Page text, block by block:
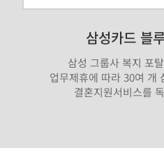
삼성카드 블
삼성 그룹사 복지 포
업무제휴에 따라 30여 개
결혼지원서비스를